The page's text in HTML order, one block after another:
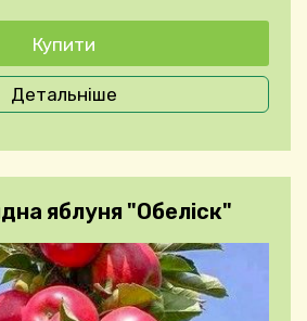
Детальніше
яблуня "Обеліск"